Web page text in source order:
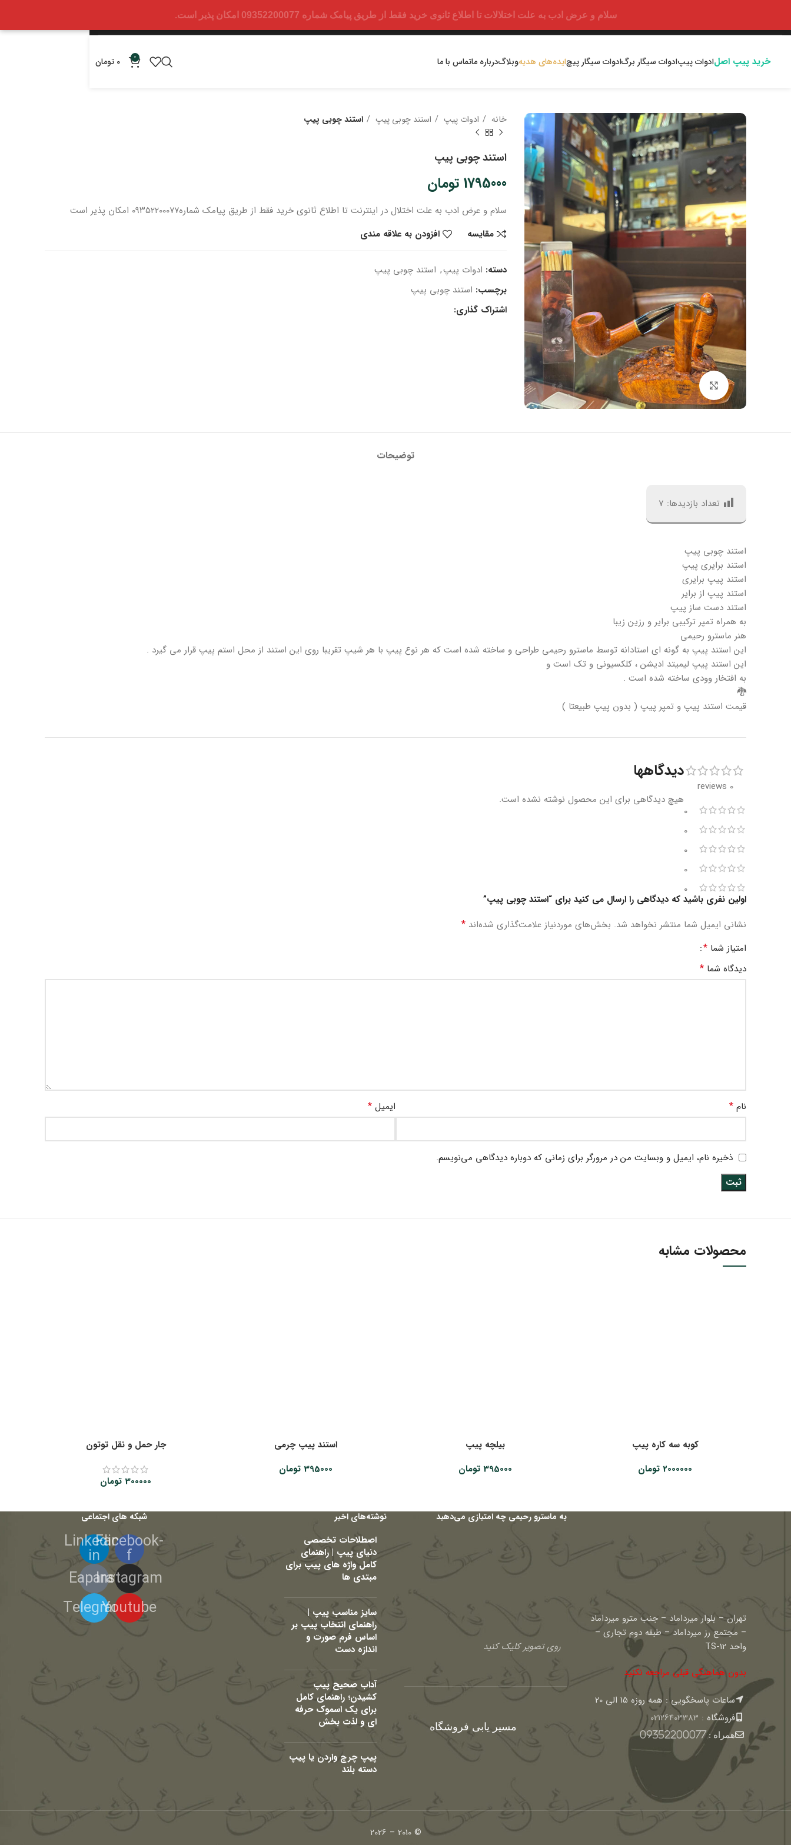
سلام و عرض ادب به علت اختلالات تا اطلاع ثانوی خرید فقط از طریق پیامک شماره 09352200077 امکان پذیر است.
خرید پیپ اصلادوات پیپادوات سیگار برگادوات سیگار پیچایده‌های هدیهوبلاگدرباره ماتماس با ما 0
0 تومان
بزرگنمایی تصویر
خانه ادوات پیپ استند چوبی پیپ استند چوبی پیپ
استند چوبی پیپ
1795000 تومان
سلام و عرض ادب به علت اختلال در اینترنتتا اطلاع ثانویخریدفقط از طریق پیامک شماره۰۹۳۵۲۲۰۰۰۷۷ امکان پذیر است
مقایسه
افزودن به علاقه مندی
دسته: ادوات پیپ, استند چوبی پیپ
برچسب: استند چوبی پیپ
اشتراک گذاری:
توضیحات
تعداد بازدیدها: 7
استند چوبی پیپ
استند برایری پیپ
استند پیپ برایری
استند پیپ از برایر
استند دست ساز پیپ
به همراه تمپر ترکیبی برایر و رزین زیبا
هنر ماسترو رحیمی
این استند پیپ به گونه ای استادانه توسط ماسترو رحیمی طراحی و ساخته شده است که هر نوع پیپ با هر شیپ تقریبا روی این استند از محل استم پیپ قرار می گیرد .
این استند پیپ لیمیتد ادیشن ، کلکسیونی و تک است و
به افتخار وودی ساخته شده است .
🐉
قیمت استند پیپ و تمپر پیپ ( بدون پیپ طبیعتا )
0 reviews
0
0
0
0
0
دیدگاهها
هیچ دیدگاهی برای این محصول نوشته نشده است.
اولین نفری باشید که دیدگاهی را ارسال می کنید برای “استند چوبی پیپ”
نشانی ایمیل شما منتشر نخواهد شد. بخش‌های موردنیاز علامت‌گذاری شده‌اند *
امتیاز شما *
دیدگاه شما *
نام * ایمیل *
ذخیره نام، ایمیل و وبسایت من در مرورگر برای زمانی که دوباره دیدگاهی می‌نویسم.
محصولات مشابه
کوبه سه کاره پیپ
2000000 تومان
بیلچه پیپ
395000 تومان
استند پیپ چرمی
395000 تومان
جار حمل و نقل توتون
300000 تومان
تهران – بلوار میرداماد – جنب مترو میرداماد
– مجتمع رز میرداماد – طبقه دوم تجاری –
واحد TS-12
بدون هماهنگی قبلی مراجعه نکنید
ساعات پاسخگویی : همه روزه 15 الی 20
فروشگاه : 02126403383
همراه :09352200077
به ماسترو رحیمی چه امتیازی می‌دهید
روی تصویر کلیک کنید
مسیر یابی فروشگاه
نوشته‌های اخیر
اصطلاحات تخصصی
دنیای پیپ | راهنمای
کامل واژه های پیپ برای
مبتدی ها
سایز مناسب پیپ |
راهنمای انتخاب پیپ بر
اساس فرم صورت و
اندازه دست
آداب صحیح پیپ
کشیدن؛ راهنمای کامل
برای یک اسموک حرفه
ای و لذت بخش
پیپ چرچ واردن یا پیپ
دسته بلند
شبکه های اجتماعی
Facebook-
f
Linkedin-
in
Instagram
Eaparat
Youtube
Telegram
© 2010 – 2026